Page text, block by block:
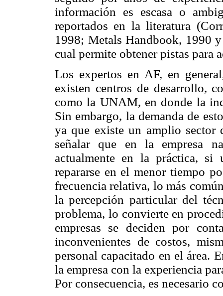
información es escasa o
reportados en la literatura
1998; Metals Handbook, 1990
cual permite obtener pistas para
Los expertos en AF, en
existen centros de desarrollo,
como la UNAM, en donde la
Sin embargo, la demanda de
ya que existe un amplio sector
señalar que en la empresa
actualmente en la práctica, si
repararse en el menor tiempo
frecuencia relativa, lo más
la percepción particular del
problema, lo convierte en
empresas se deciden por
inconvenientes de costos,
personal capacitado en el área.
la empresa con la experiencia
Por consecuencia, es necesario